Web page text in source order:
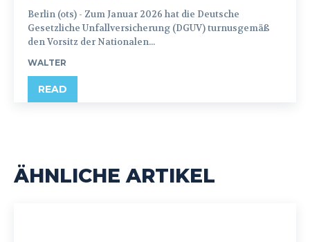
Berlin (ots) - Zum Januar 2026 hat die Deutsche
Gesetzliche Unfallversicherung (DGUV) turnusgemäß
den Vorsitz der Nationalen...
WALTER
READ
ÄHNLICHE ARTIKEL